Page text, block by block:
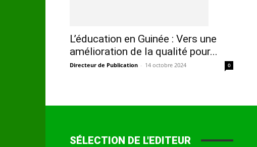
L’éducation en Guinée : Vers une
amélioration de la qualité pour...
Directeur de Publication - 14 octobre 2024 0
SÉLECTION DE L'EDITEUR